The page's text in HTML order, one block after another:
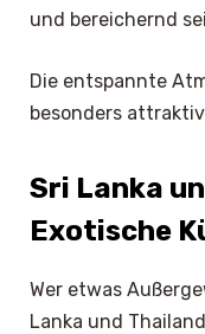
und bereichernd
Die entspannte
besonders
Sri Lanka
Exotische
Wer etwas
Lanka und